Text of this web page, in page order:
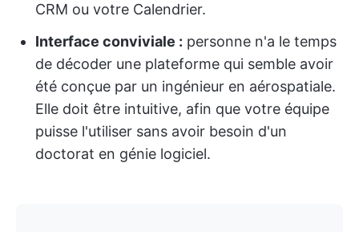
CRM ou votre Calendrier.
Interface conviviale : personne n'a le temps
de décoder une plateforme qui semble avoir
été conçue par un ingénieur en aérospatiale.
Elle doit être intuitive, afin que votre équipe
puisse l'utiliser sans avoir besoin d'un
doctorat en génie logiciel.